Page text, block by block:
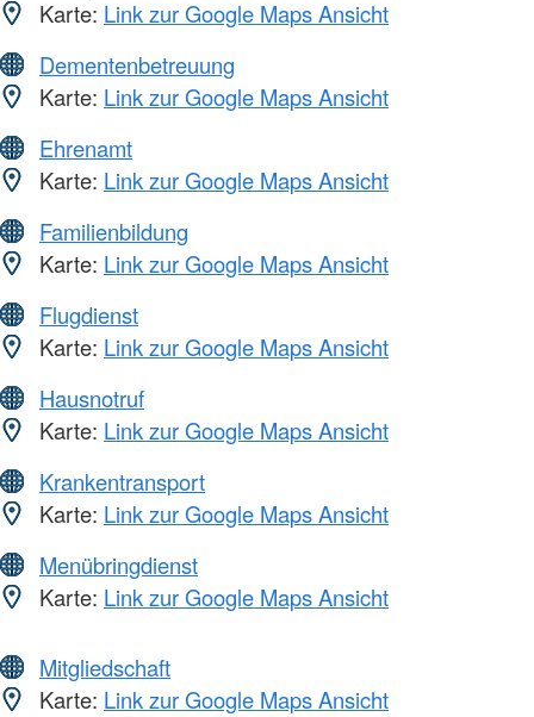
Karte: Link zur Google Maps Ansicht
Dementenbetreuung
Karte: Link zur Google Maps Ansicht
Ehrenamt
Karte: Link zur Google Maps Ansicht
Familienbildung
Karte: Link zur Google Maps Ansicht
Flugdienst
Karte: Link zur Google Maps Ansicht
Hausnotruf
Karte: Link zur Google Maps Ansicht
Krankentransport
Karte: Link zur Google Maps Ansicht
Menübringdienst
Karte: Link zur Google Maps Ansicht
Mitgliedschaft
Karte: Link zur Google Maps Ansicht